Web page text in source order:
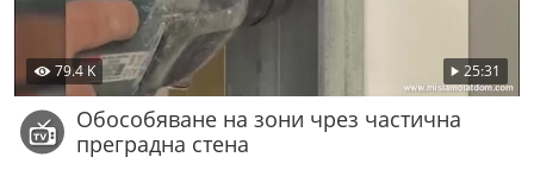
79.4 K 25:31
Обособяване на зони чрез частична
преградна стена